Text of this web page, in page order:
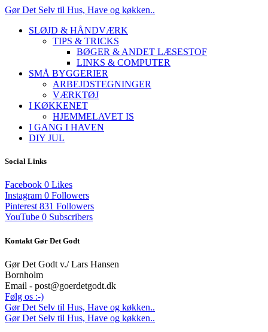
Gør Det Selv til Hus, Have og køkken..
SLØJD & HÅNDVÆRK
TIPS & TRICKS
BØGER & ANDET LÆSESTOF
LINKS & COMPUTER
SMÅ BYGGERIER
ARBEJDSTEGNINGER
VÆRKTØJ
I KØKKENET
HJEMMELAVET IS
I GANG I HAVEN
DIY JUL
Social Links
Facebook 0 Likes
Instagram 0 Followers
Pinterest 831 Followers
YouTube 0 Subscribers
Kontakt Gør Det Godt
Gør Det Godt v./ Lars Hansen
Bornholm
Email - post@goerdetgodt.dk
Følg os :-)
Gør Det Selv til Hus, Have og køkken..
Gør Det Selv til Hus, Have og køkken..